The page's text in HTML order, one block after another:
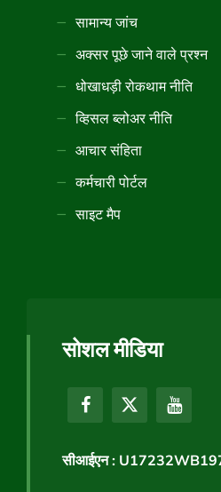
सामान्य जांच
अक्सर पूछे जाने वाले प्रश्न
धोखाधड़ी रोकथाम नीति
व्हिसल ब्लोअर नीति
आचार संहिता
कर्मचारी पोर्टल
साइट मैप
सोशल मीडिया
सीआईएन :